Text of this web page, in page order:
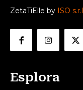
ZetaTiElle by ISO s.r.l
Esplora